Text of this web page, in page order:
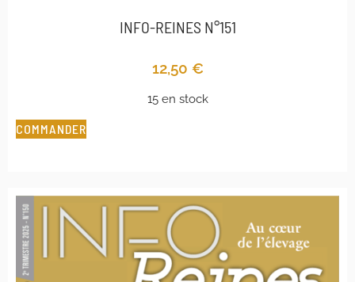
INFO-REINES N°151
12,50 €
15 en stock
COMMANDER